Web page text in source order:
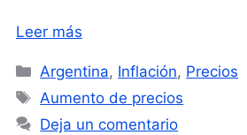
Leer más
Categorías
Argentina, Inflación, Precios
Etiquetas
Aumento de precios
Deja un comentario